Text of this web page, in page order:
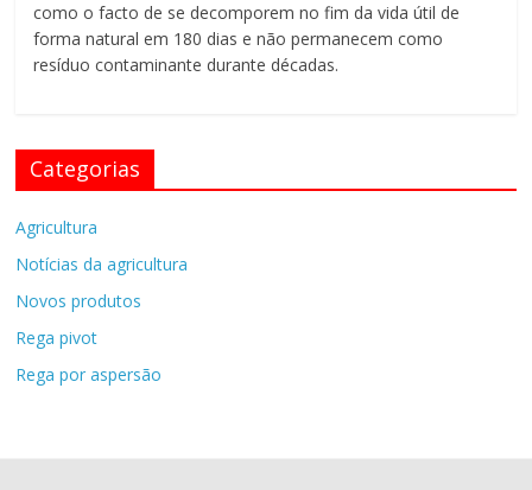
como o facto de se decomporem no fim da vida útil de
forma natural em 180 dias e não permanecem como
resíduo contaminante durante décadas.
Categorias
Agricultura
Notícias da agricultura
Novos produtos
Rega pivot
Rega por aspersão